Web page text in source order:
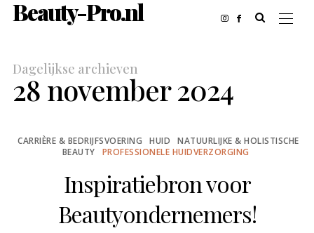
Beauty-Pro.nl
Dagelijkse archieven
28 november 2024
CARRIÈRE & BEDRIJFSVOERING HUID
NATUURLIJKE & HOLISTISCHE
BEAUTY
PROFESSIONELE HUIDVERZORGING
Inspiratiebron voor
Beautyondernemers!